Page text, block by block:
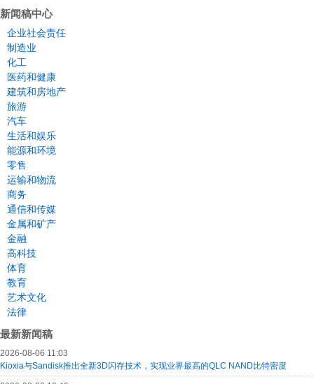
新闻稿中心
企业社会责任
制造业
化工
医药和健康
建筑和房地产
旅游
汽车
生活和娱乐
能源和环境
零售
运输和物流
商务
通信和传媒
金属和矿产
金融
高科技
体育
教育
艺术文化
法律
最新新闻稿
2026-08-06 11:03
Kioxia与Sandisk推出全新3D闪存技术，实现业界最高的QLC NAND比特密度